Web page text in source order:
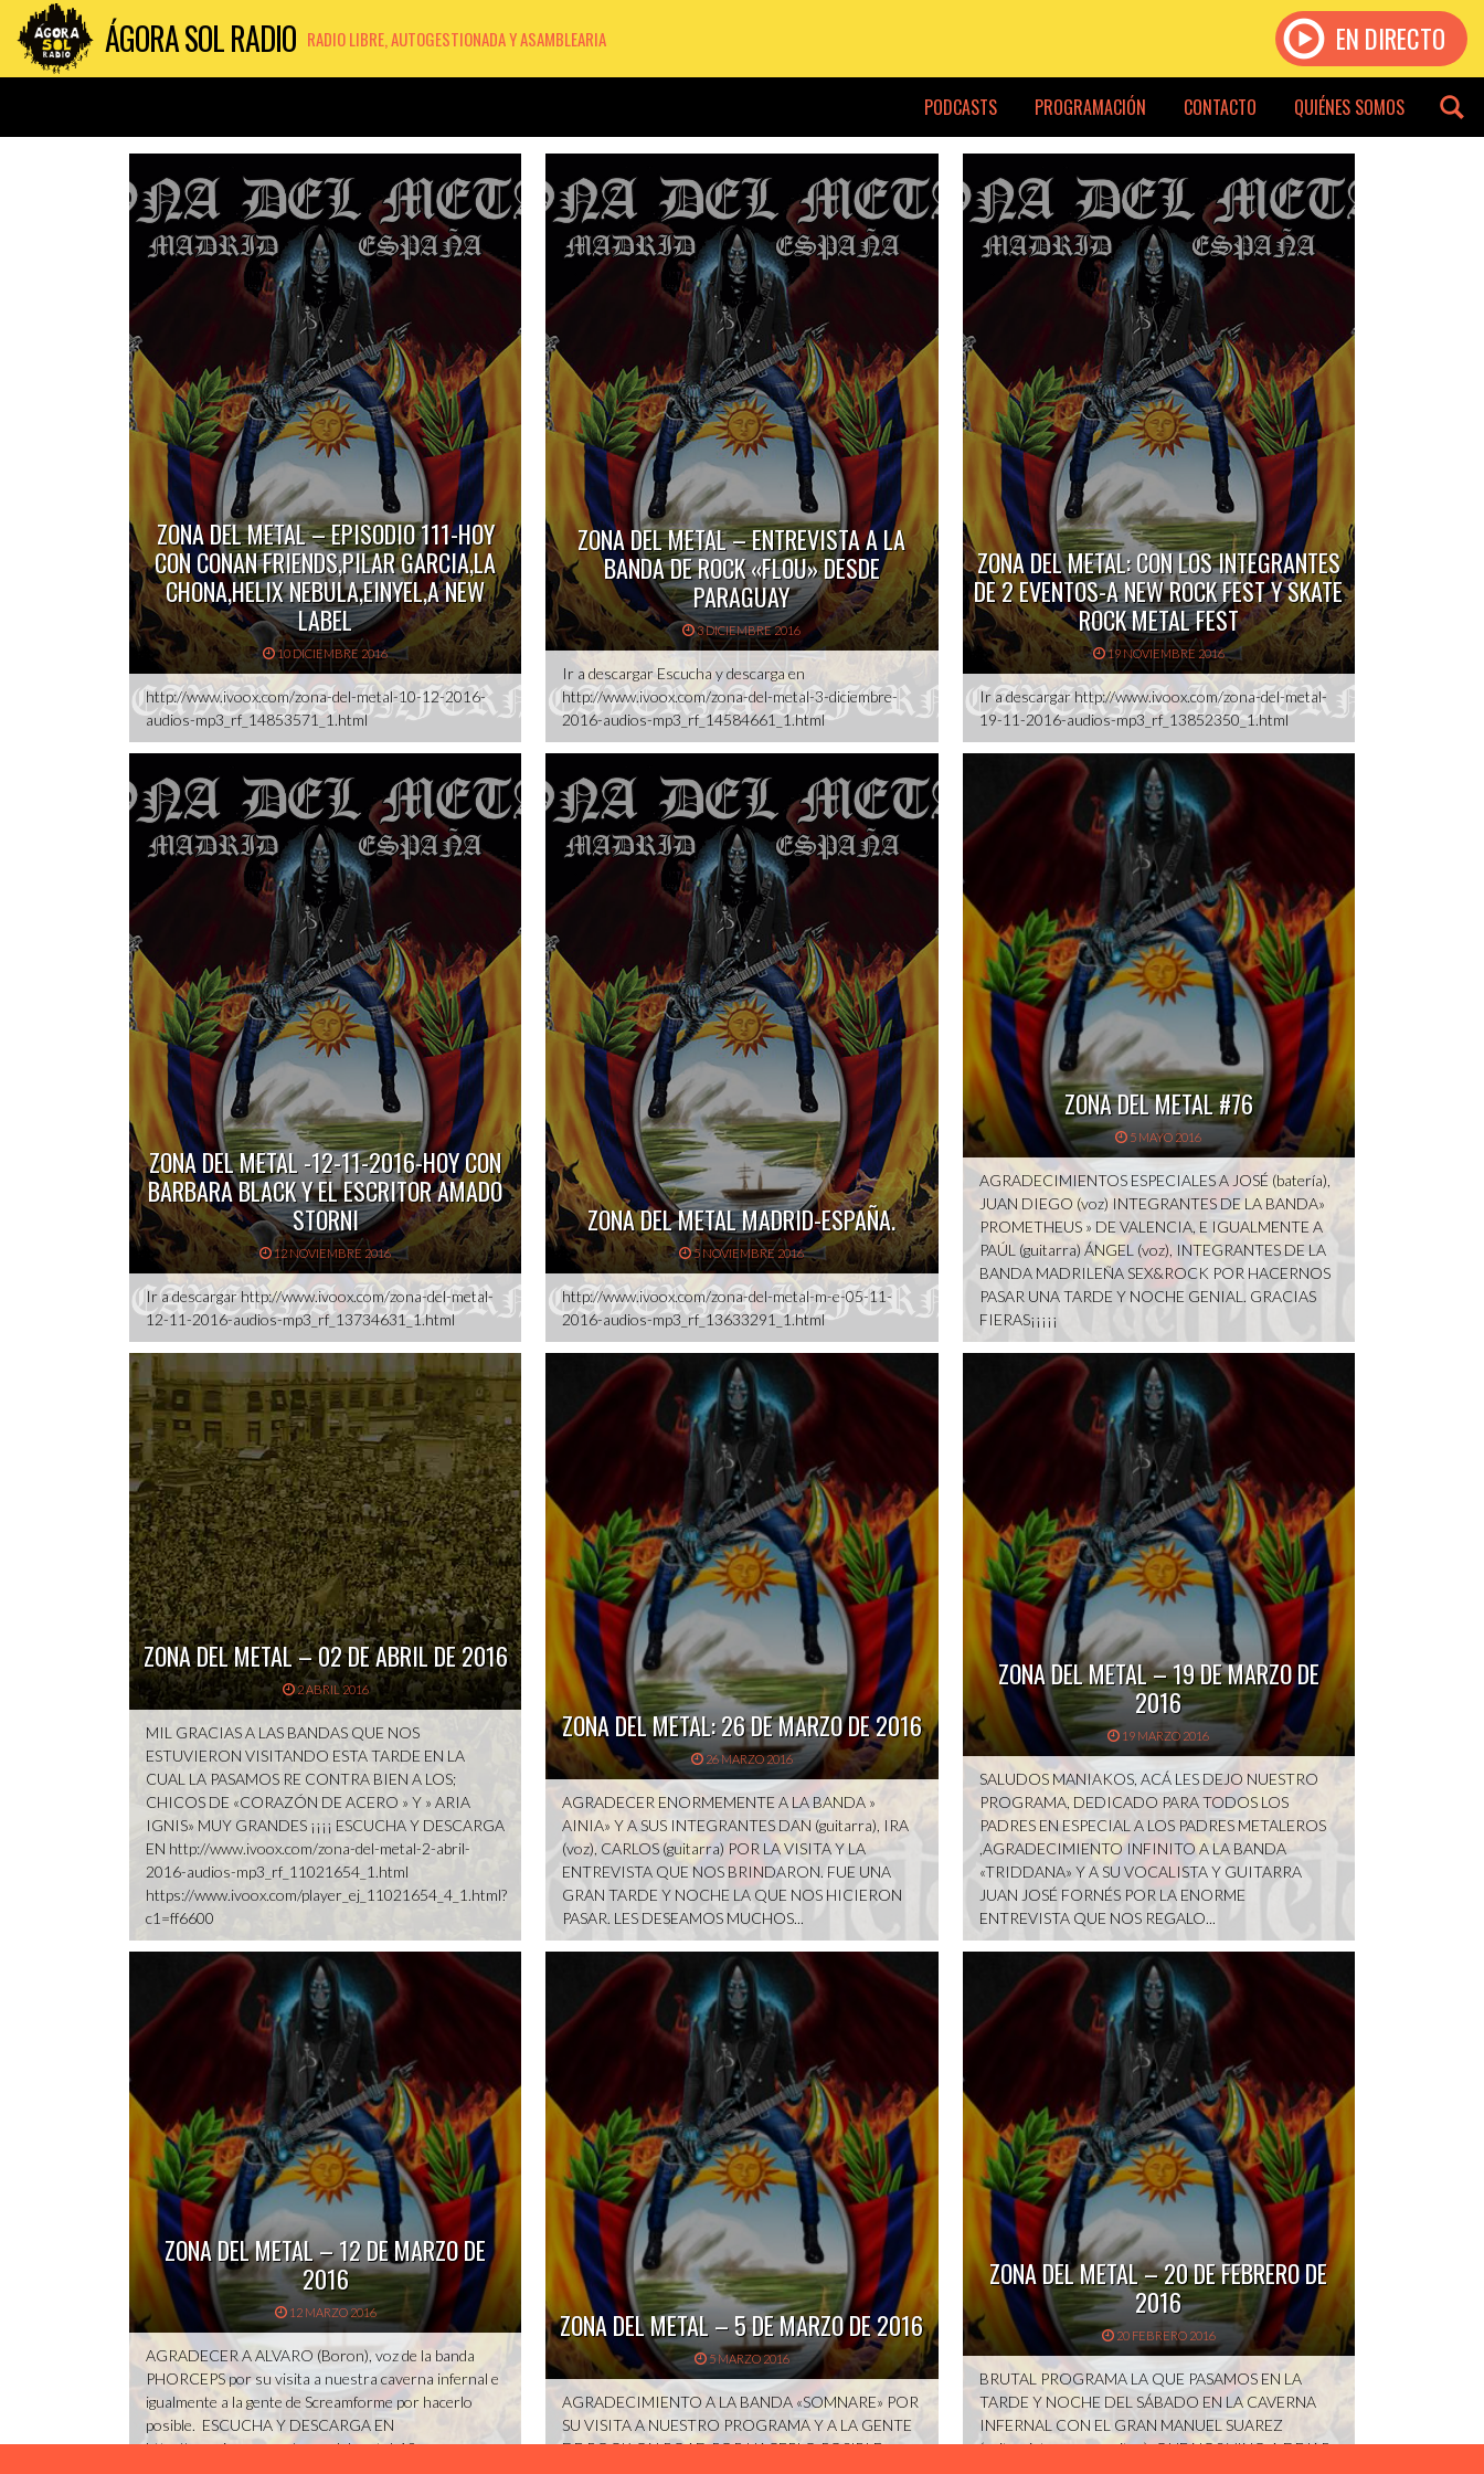
ÁGORA SOL RADIO RADIO LIBRE, AUTOGESTIONADA Y ASAMBLEARIA EN DIRECTO
PODCASTS PROGRAMACIÓN CONTACTO QUIÉNES SOMOS
ZONA DEL METAL – EPISODIO 111-HOY
CON CONAN FRIENDS,PILAR GARCIA,LA
CHONA,HELIX NEBULA,EINYEL,A NEW
LABEL
10 DICIEMBRE 2016
http://www.ivoox.com/zona-del-metal-10-12-2016-
audios-mp3_rf_14853571_1.html
ZONA DEL METAL – ENTREVISTA A LA
BANDA DE ROCK «FLOU» DESDE
PARAGUAY
3 DICIEMBRE 2016
Ir a descargar Escucha y descarga en
http://www.ivoox.com/zona-del-metal-3-diciembre-
2016-audios-mp3_rf_14584661_1.html
ZONA DEL METAL: CON LOS INTEGRANTES
DE 2 EVENTOS-A NEW ROCK FEST Y SKATE
ROCK METAL FEST
19 NOVIEMBRE 2016
Ir a descargar http://www.ivoox.com/zona-del-metal-
19-11-2016-audios-mp3_rf_13852350_1.html
ZONA DEL METAL -12-11-2016-HOY CON
BARBARA BLACK Y EL ESCRITOR AMADO
STORNI
12 NOVIEMBRE 2016
Ir a descargar http://www.ivoox.com/zona-del-metal-
12-11-2016-audios-mp3_rf_13734631_1.html
ZONA DEL METAL MADRID-ESPAÑA.
5 NOVIEMBRE 2016
http://www.ivoox.com/zona-del-metal-m-e-05-11-
2016-audios-mp3_rf_13633291_1.html
ZONA DEL METAL #76
5 MAYO 2016
AGRADECIMIENTOS ESPECIALES A JOSÉ (batería),
JUAN DIEGO (voz) INTEGRANTES DE LA BANDA»
PROMETHEUS » DE VALENCIA, E IGUALMENTE A
PAÚL (guitarra) ÁNGEL (voz), INTEGRANTES DE LA
BANDA MADRILEÑA SEX&ROCK POR HACERNOS
PASAR UNA TARDE Y NOCHE GENIAL. GRACIAS
FIERAS¡¡¡¡¡
ZONA DEL METAL – 02 DE ABRIL DE 2016
2 ABRIL 2016
MIL GRACIAS A LAS BANDAS QUE NOS
ESTUVIERON VISITANDO ESTA TARDE EN LA
CUAL LA PASAMOS RE CONTRA BIEN A LOS;
CHICOS DE «CORAZÓN DE ACERO » Y » ARIA
IGNIS» MUY GRANDES ¡¡¡¡ ESCUCHA Y DESCARGA
EN http://www.ivoox.com/zona-del-metal-2-abril-
2016-audios-mp3_rf_11021654_1.html
https://www.ivoox.com/player_ej_11021654_4_1.html?
c1=ff6600
ZONA DEL METAL: 26 DE MARZO DE 2016
26 MARZO 2016
AGRADECER ENORMEMENTE A LA BANDA »
AINIA» Y A SUS INTEGRANTES DAN (guitarra), IRA
(voz), CARLOS (guitarra) POR LA VISITA Y LA
ENTREVISTA QUE NOS BRINDARON. FUE UNA
GRAN TARDE Y NOCHE LA QUE NOS HICIERON
PASAR. LES DESEAMOS MUCHOS...
ZONA DEL METAL – 19 DE MARZO DE
2016
19 MARZO 2016
SALUDOS MANIAKOS, ACÁ LES DEJO NUESTRO
PROGRAMA, DEDICADO PARA TODOS LOS
PADRES EN ESPECIAL A LOS PADRES METALEROS
,AGRADECIMIENTO INFINITO A LA BANDA
«TRIDDANA» Y A SU VOCALISTA Y GUITARRA
JUAN JOSÉ FORNÉS POR LA ENORME
ENTREVISTA QUE NOS REGALO...
ZONA DEL METAL – 12 DE MARZO DE
2016
12 MARZO 2016
AGRADECER A ALVARO (Boron), voz de la banda
PHORCEPS por su visita a nuestra caverna infernal e
igualmente a la gente de Screamforme por hacerlo
posible. ESCUCHA Y DESCARGA EN
http://www.ivoox.com/zona-del-metal-12-marzo-
ZONA DEL METAL – 5 DE MARZO DE 2016
5 MARZO 2016
AGRADECIMIENTO A LA BANDA «SOMNARE» POR
SU VISITA A NUESTRO PROGRAMA Y A LA GENTE
DE ROCK ON ROAD POR HACERLO POSIBLE.
ZONA DEL METAL – 20 DE FEBRERO DE
2016
20 FEBRERO 2016
BRUTAL PROGRAMA LA QUE PASAMOS EN LA
TARDE Y NOCHE DEL SÁBADO EN LA CAVERNA
INFERNAL CON EL GRAN MANUEL SUAREZ
(guitarrista y compositor), QUE NOS VINO A DEJAR